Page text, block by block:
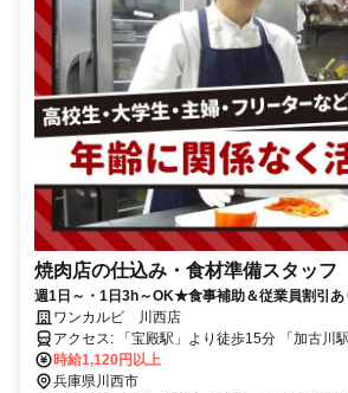
焼肉店の仕込み・食材準備スタッフ
週1日～・1日3h～OK★食事補助＆従業員割引あ
ワンカルビ 川西店
アクセス: 「宝殿駅」より徒歩15分 「加古川駅」より徒歩24分 「日
岡駅」より自転車17分 ※自転車通勤OK ※交通
時給1,120円以上
兵庫県川西市